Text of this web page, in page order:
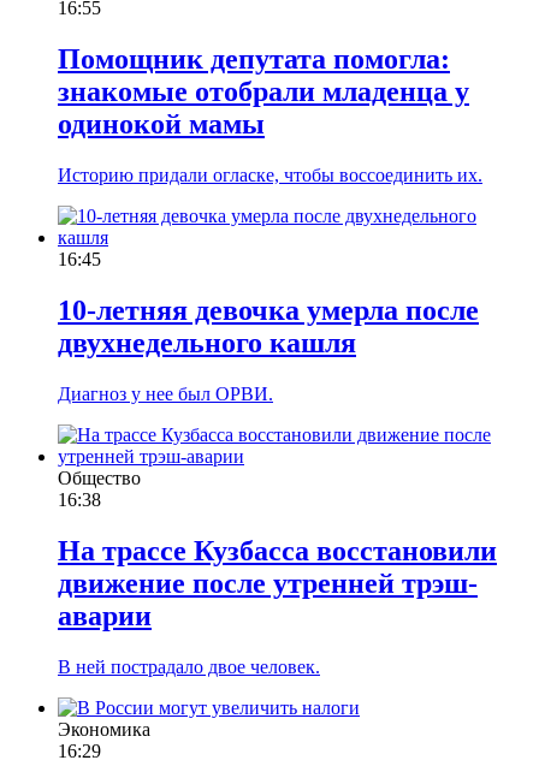
16:55
Помощник депутата помогла:
знакомые отобрали младенца у
одинокой мамы
Историю придали огласке, чтобы воссоединить их.
16:45
10-летняя девочка умерла после
двухнедельного кашля
Диагноз у нее был ОРВИ.
Общество
16:38
На трассе Кузбасса восстановили
движение после утренней трэш-
аварии
В ней пострадало двое человек.
Экономика
16:29